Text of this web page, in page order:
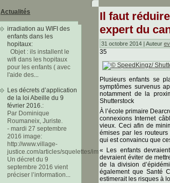
Actualités
irradiation au WIFI des
enfants dans les
hopitaux:
Objet : ils installent le
wifi dans les hopitaux
pour les enfants ( avec
l'aide des...
Les décrets d’application
de la loi Abeille du 9
février 2016.:
Par Dominique
Roumaneix, Juriste.
- mardi 27 septembre
2016 image:
http://www.village-
justice.com/articles/squelettes/images/badge_pp.png
Un décret du 9
septembre 2016 vient
préciser l’information...
Il faut
expert du
31 octobre 2014 | Auteur
35
Plusieurs enfants se
symptômes survenus
notamment de la
Shutterstock
À l’école primaire
connexions Internet
vieux. Ceci afin de
émises par les
qui est convaincu que
« Les enfants
devraient éviter de
de la division
également que Santé
estimerait les risques à